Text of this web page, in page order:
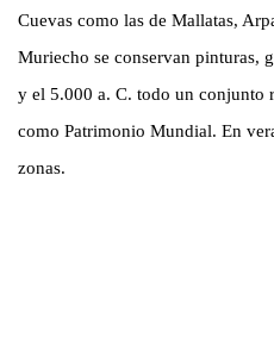
Cuevas como las de Mallatas,
Muriecho se conservan pinturas,
y el 5.000 a. C. todo un conjunto
como Patrimonio Mundial. En
zonas.